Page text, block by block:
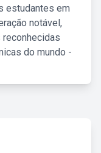
estudantes em
notável,
do mundo -